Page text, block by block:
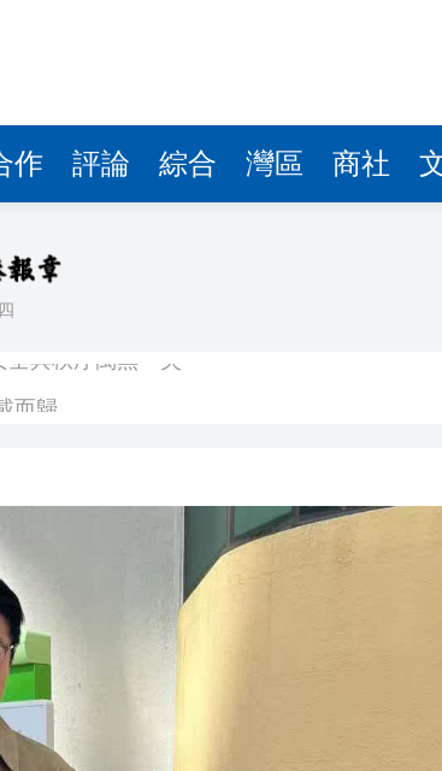
作 評論 綜合 灣區 商社
網友調侃是「新蒲崗老鼠樂園」
金比率收窄 太古廣場明年轉正
究生專屬書院 提升學習體驗